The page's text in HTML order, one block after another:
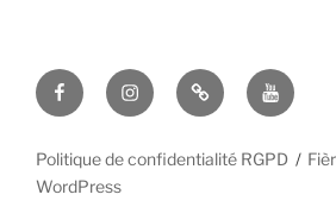
FacebookInstagramEmail YouTube
Politique de confidentialité RGPD
WordPress